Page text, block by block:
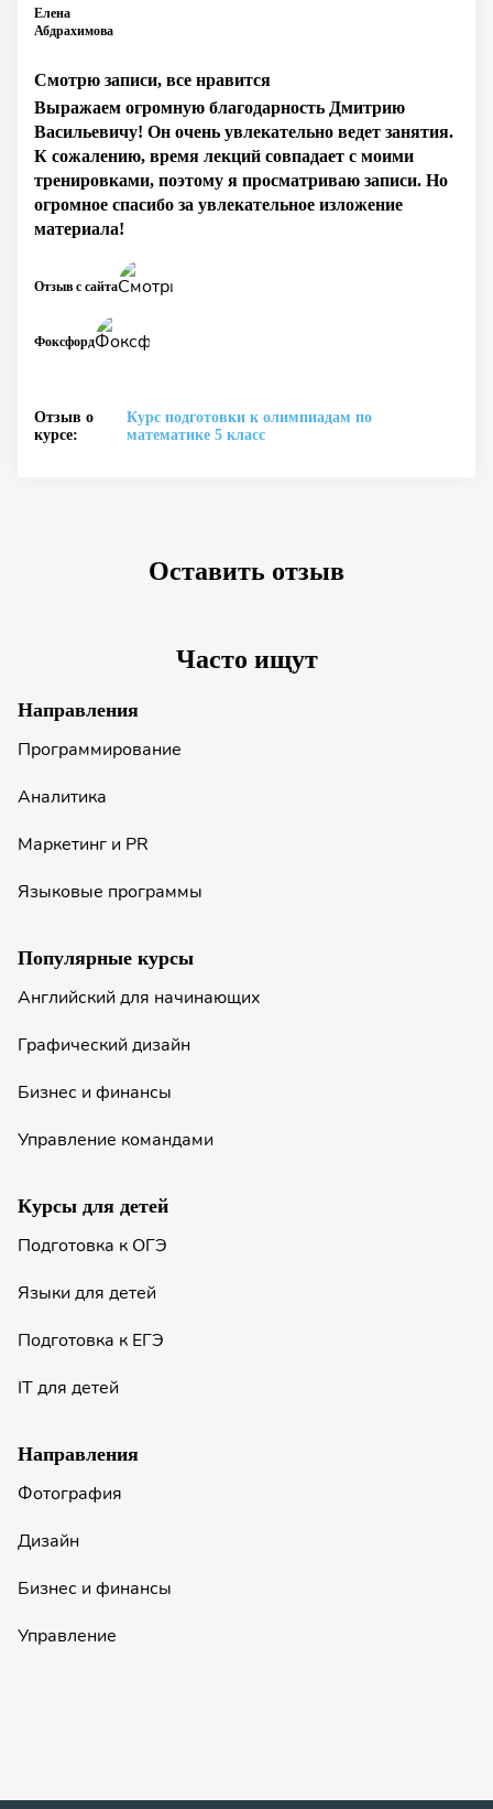
Елена
Абдрахимова
Смотрю записи, все нравится
Выражаем огромную благодарность Дмитрию
Васильевичу! Он очень увлекательно ведет занятия.
К сожалению, время лекций совпадает с моими
тренировками, поэтому я просматриваю записи. Но
огромное спасибо за увлекательное изложение
материала!
Фоксфорд
Отзыв с сайта
Отзыв о
курсе:
Курс подготовки к олимпиадам по
математике 5 класс
Оставить отзыв
Часто ищут
Направления
Программирование
Аналитика
Маркетинг и PR
Языковые программы
Популярные курсы
Английский для начинающих
Графический дизайн
Бизнес и финансы
Управление командами
Курсы для детей
Подготовка к ОГЭ
Языки для детей
Подготовка к ЕГЭ
IT для детей
Направления
Фотография
Дизайн
Бизнес и финансы
Управление